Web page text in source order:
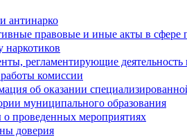
антинарко
правовые и иные акты в сфере
наркотиков
регламентирующие деятельность
комиссии
об оказании
муниципального образования
о проведенных мероприятиях
доверия